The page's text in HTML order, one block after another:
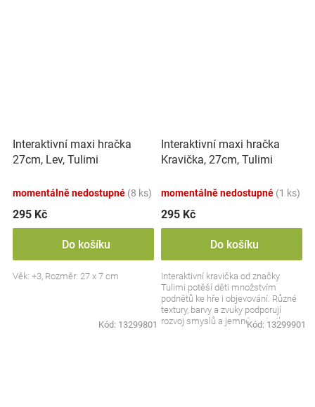
Interaktivní maxi hračka
27cm, Lev, Tulimi
momentálně nedostupné (8 ks)
295 Kč
Do košíku
Věk: +3, Rozměr: 27 x 7 cm
Kód: 13299801
Interaktivní maxi hračka
Kravička, 27cm, Tulimi
momentálně nedostupné (1 ks)
295 Kč
Do košíku
Interaktivní kravička od značky
Tulimi potěší děti množstvím
podnětů ke hře i objevování. Různé
textury, barvy a zvuky podporují
rozvoj smyslů a jemné motoriky.
Kód: 13299901